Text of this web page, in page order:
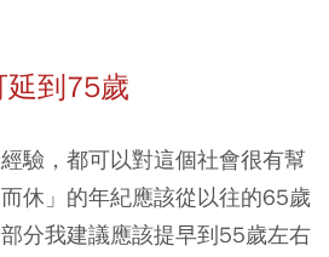
到75歲
驗，都可以對這個社會很有幫
休」的年紀應該從以往的65歲
分我建議應該提早到55歲左右